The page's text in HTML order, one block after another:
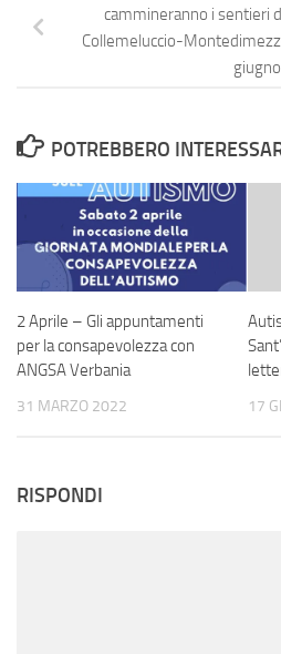
cammineranno i sentieri
Collemeluccio-
giugno
POTREBBERO
2 Aprile – Gli appuntamenti
per la consapevolezza con
ANGSA Verbania
31 MARZO 2022 17
RISPONDI